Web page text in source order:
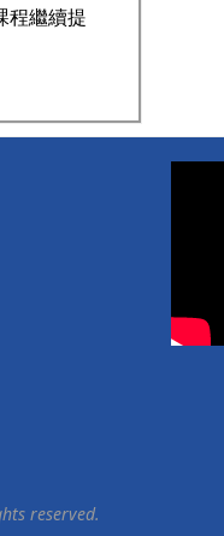
程繼續提
reserved.